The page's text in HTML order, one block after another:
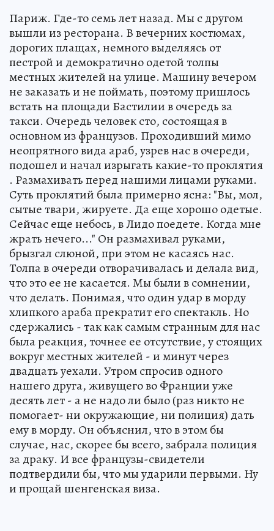
Париж. Где-то семь лет назад. Мы с другом
вышли из ресторана. В вечерних костюмах,
дорогих плащах, немного выделяясь от
пестрой и демократично одетой толпы
местных жителей на улице. Машину вечером
не заказать и не поймать, поэтому пришлось
встать на площади Бастилии в очередь за
такси. Очередь человек сто, состоящая в
основном из французов. Проходивший мимо
неопрятного вида араб, узрев нас в очереди,
подошел и начал изрыгать какие-то проклятия
. Размахивать перед нашими лицами руками.
Суть проклятий была примерно ясна: "Вы, мол,
сытые твари, жируете. Да еще хорошо одетые.
Сейчас еще небось, в Лидо поедете. Когда мне
жрать нечего..." Он размахивал руками,
брызгал слюной, при этом не касаясь нас.
Толпа в очереди отворачивалась и делала вид,
что это ее не касается. Мы были в сомнении,
что делать. Понимая, что один удар в морду
хлипкого араба прекратит его спектакль. Но
сдержались - так как самым странным для нас
была реакция, точнее ее отсутствие, у стоящих
вокруг местных жителей - и минут через
двадцать уехали. Утром спросив одного
нашего друга, живущего во Франции уже
десять лет - а не надо ли было (раз никто не
помогает- ни окружающие, ни полиция) дать
ему в морду. Он объяснил, что в этом бы
случае, нас, скорее бы всего, забрала полиция
за драку. И все французы-свидетели
подтвердили бы, что мы ударили первыми. Ну
и прощай шенгенская виза.